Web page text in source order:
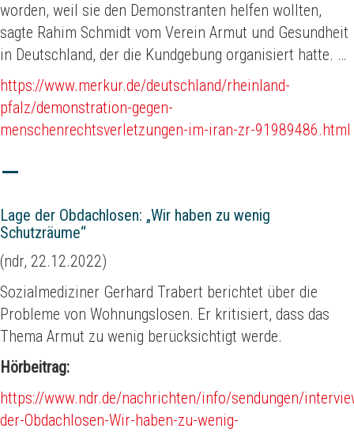
worden, weil sie den Demonstranten helfen wollten,
sagte Rahim Schmidt vom Verein Armut und Gesundheit
in Deutschland, der die Kundgebung organisiert hatte. …
https://www.merkur.de/deutschland/rheinland-
pfalz/demonstration-gegen-
menschenrechtsverletzungen-im-iran-zr-91989486.html
Lage der Obdachlosen: „Wir haben zu wenig
Schutzräume“
(ndr, 22.12.2022)
Sozialmediziner Gerhard Trabert berichtet über die
Probleme von Wohnungslosen. Er kritisiert, dass das
Thema Armut zu wenig berücksichtigt werde.
Hörbeitrag:
https://www.ndr.de/nachrichten/info/sendungen/
der-Obdachlosen-Wir-haben-zu-wenig-